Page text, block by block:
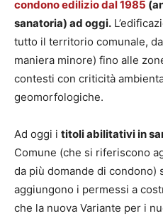
condono edilizio dal 1985
sanatoria) ad oggi.
tutto il territorio comunale,
maniera minore) fino alle
contesti con criticità
geomorfologiche.
Ad oggi i titoli abilitativi in
Comune (che si riferiscono
da più domande di condono)
aggiungono i permessi a
che la nuova Variante per i